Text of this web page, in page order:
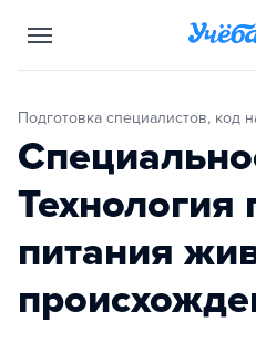
Подготовка специалистов, код
Технология
питания